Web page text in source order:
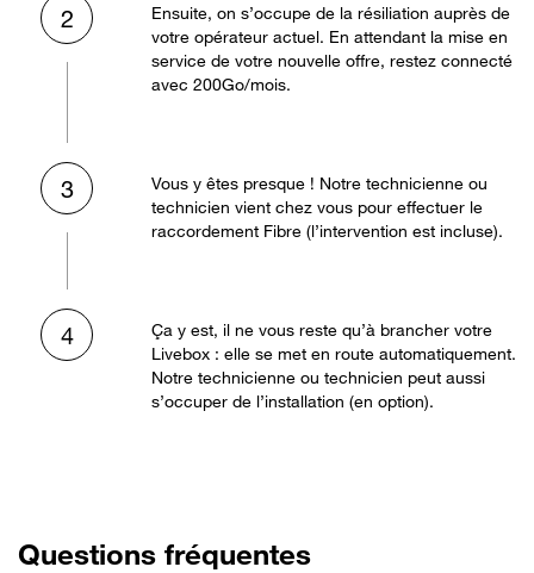
2
Ensuite, on s’occupe de la résiliation auprès de
votre opérateur actuel. En attendant la mise en
service de votre nouvelle offre, restez connecté
avec 200Go/mois.
3
Vous y êtes presque ! Notre technicienne ou
technicien vient chez vous pour effectuer le
raccordement Fibre (l’intervention est incluse).
4
Ça y est, il ne vous reste qu’à brancher votre
Livebox : elle se met en route automatiquement.
Notre technicienne ou technicien peut aussi
s’occuper de l’installation (en option).
Questions fréquentes